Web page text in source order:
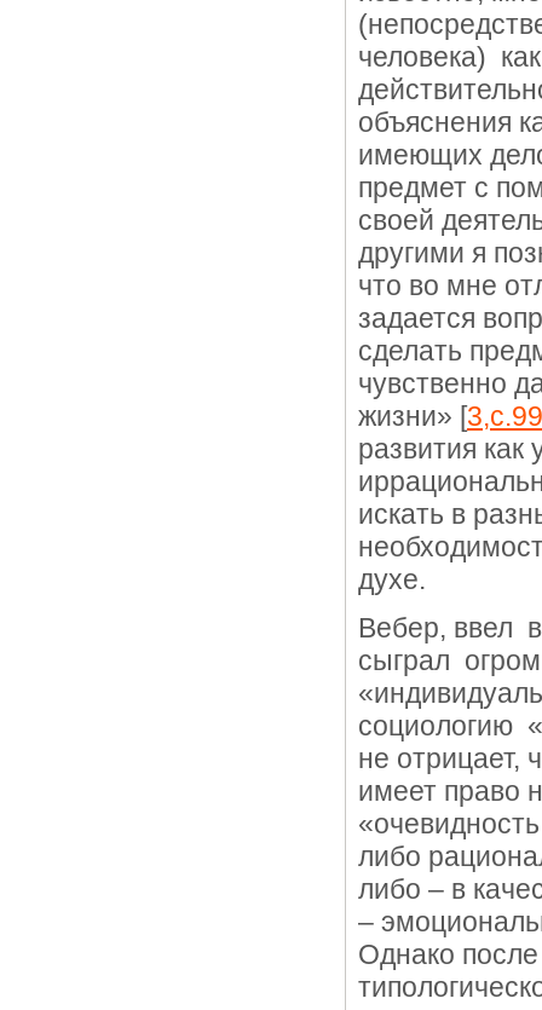
человека)
объяснения
имеющих
предмет с
своей
другими я
что во мне
задается
сделать
чувственно
жизни» [3,с.99
развития
искать в
духе.
Вебер, ввел
сыграл
социологию
не отрицает,
имеет право
либо
либо – в
–
Однако